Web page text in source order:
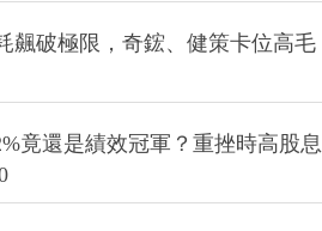
飆破極限，奇鋐、健策卡位高毛
竟還是績效冠軍？重挫時高股息